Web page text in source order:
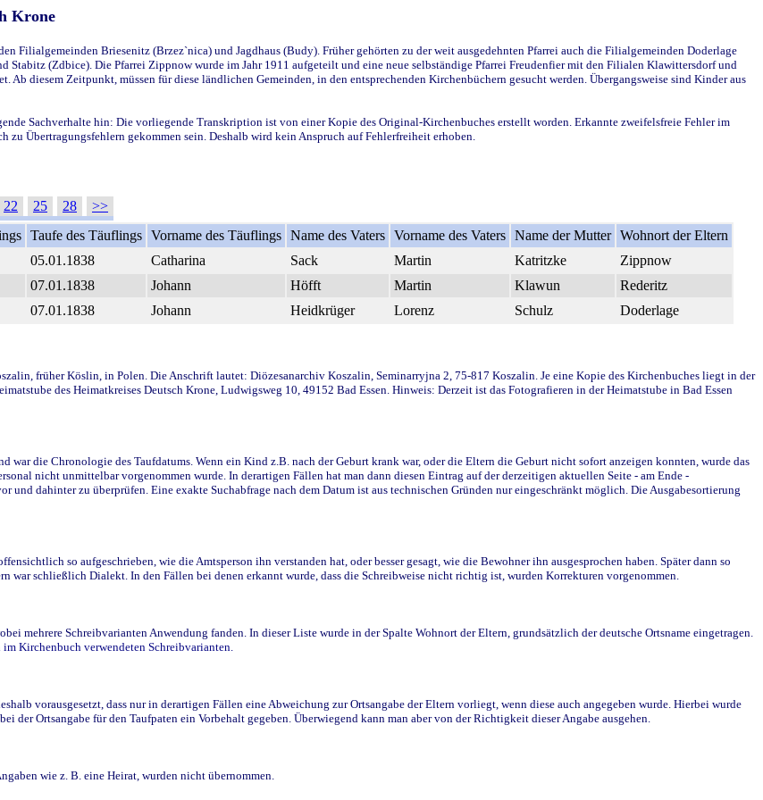
Krone
Filialgemeinden Briesenitz (Brzez`nica) und Jagdhaus (Budy). Früher gehörten zu der weit ausgedehnten Pfarrei auch die Filialgemeinden Doderlage
Stabitz (Zdbice). Die Pfarrei Zippnow wurde im Jahr 1911 aufgeteilt und eine neue selbständige Pfarrei Freudenfier mit den Filialen Klawittersdorf und
diesem Zeitpunkt, müssen für diese ländlichen Gemeinden, in den entsprechenden Kirchenbüchern gesucht werden. Übergangsweise sind Kinder aus
Sachverhalte hin: Die vorliegende Transkription ist von einer Kopie des Original-Kirchenbuches erstellt worden. Erkannte zweifelsfreie Fehler im
Übertragungsfehlern gekommen sein. Deshalb wird kein Anspruch auf Fehlerfreiheit erhoben.
22 25 28
>>
Taufe des Täuflings Vorname des Täuflings Name des Vaters Vorname des Vaters Name der Mutter Wohnort der Eltern
05.01.1838 Catharina Sack Martin Katritzke
Zippnow
07.01.1838 Johann Höfft Martin Klawun
Rederitz
07.01.1838 Johann Heidkrüger Lorenz Schulz Doderlage
früher Köslin, in Polen. Die Anschrift lautet: Diözesanarchiv Koszalin, Seminarryjna 2, 75-817 Koszalin. Je eine Kopie des Kirchenbuches liegt in der
des Heimatkreises Deutsch Krone, Ludwigsweg 10, 49152 Bad Essen. Hinweis: Derzeit ist das Fotografieren in der Heimatstube in Bad Essen
die Chronologie des Taufdatums. Wenn ein Kind z.B. nach der Geburt krank war, oder die Eltern die Geburt nicht sofort anzeigen konnten, wurde das
nicht unmittelbar vorgenommen wurde. In derartigen Fällen hat man dann diesen Eintrag auf der derzeitigen aktuellen Seite - am Ende -
dahinter zu überprüfen. Eine exakte Suchabfrage nach dem Datum ist aus technischen Gründen nur eingeschränkt möglich. Die Ausgabesortierung
so aufgeschrieben, wie die Amtsperson ihn verstanden hat, oder besser gesagt, wie die Bewohner ihn ausgesprochen haben. Später dann so
war schließlich Dialekt. In den Fällen bei denen erkannt wurde, dass die Schreibweise nicht richtig ist, wurden Korrekturen vorgenommen.
mehrere Schreibvarianten Anwendung fanden. In dieser Liste wurde in der Spalte Wohnort der Eltern, grundsätzlich der deutsche Ortsname eingetragen.
Kirchenbuch verwendeten Schreibvarianten.
vorausgesetzt, dass nur in derartigen Fällen eine Abweichung zur Ortsangabe der Eltern vorliegt, wenn diese auch angegeben wurde. Hierbei wurde
Ortsangabe für den Taufpaten ein Vorbehalt gegeben. Überwiegend kann man aber von der Richtigkeit dieser Angabe ausgehen.
wie z. B. eine Heirat, wurden nicht übernommen.